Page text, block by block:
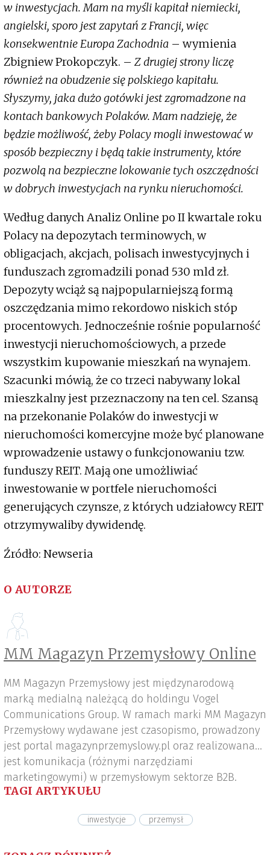
w inwestycjach. Mam na myśli kapitał niemiecki,
angielski, sporo jest zapytań z Francji, więc
konsekwentnie Europa Zachodnia – wymienia
Zbigniew Prokopczyk. – Z drugiej strony liczę
również na obudzenie się polskiego kapitału.
Słyszymy, jaka dużo gotówki jest zgromadzone na
kontach bankowych Polaków. Mam nadzieję, że
będzie możliwość, żeby Polacy mogli inwestować w
sposób bezpieczny i będą takie instrumenty, które
pozwolą na bezpieczne lokowanie tych oszczędności
w dobrych inwestycjach na rynku nieruchomości.
Według danych Analiz Online po II kwartale roku
Polacy na depozytach terminowych, w
obligacjach, akcjach, polisach inwestycyjnych i
funduszach zgromadzili ponad 530 mld zł.
Depozyty wciąż są najpopularniejszą formą
oszczędzania mimo rekordowo niskich stóp
procentowych. Jednocześnie rośnie popularność
inwestycji nieruchomościowych, a przede
wszystkim kupowanie mieszkań na wynajem.
Szacunki mówią, że co trzeci nabywany lokal
mieszkalny jest przeznaczony na ten cel. Szansą
na przekonanie Polaków do inwestycji w
nieruchomości komercyjne może być planowane
wprowadzenie ustawy o funkcjonowaniu tzw.
funduszy REIT. Mają one umożliwiać
inwestowanie w portfele nieruchomości
generujących czynsze, z których udziałowcy REIT
otrzymywaliby dywidendę.
Źródło: Newseria
O AUTORZE
MM Magazyn Przemysłowy Online
MM Magazyn Przemysłowy jest międzynarodową
marką medialną należącą do holdingu Vogel
Communications Group. W ramach marki MM Magazyn
Przemysłowy wydawane jest czasopismo, prowadzony
jest portal magazynprzemyslowy.pl oraz realizowana
jest komunikacja (różnymi narzędziami
marketingowymi) w przemysłowym sektorze B2B.
TAGI ARTYKUŁU
inwestycje przemysł